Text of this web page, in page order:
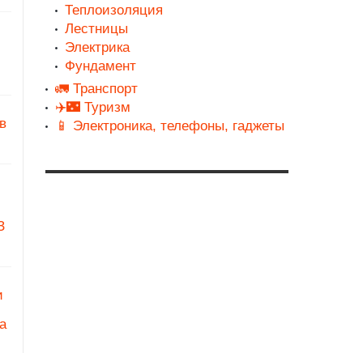
Теплоизоляция
Лестницы
Электрика
Фундамент
🚛 Транспорт
✈️🌃 Туризм
📱 Электроника, телефоны, гаджеты